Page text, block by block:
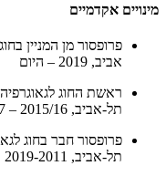
מינויים אקדמיים
פרופסור מן המניין
אביב, 2019 – היום
ראשת החוג
תל-אביב, 2015/16 – 2016/17
פרופסור חבר בחוג
תל-אביב, 2019-2011